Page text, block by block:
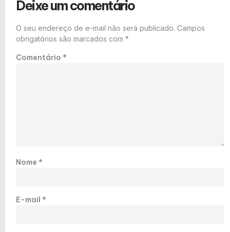
Deixe um comentário
O seu endereço de e-mail não será publicado. Campos
obrigatórios são marcados com *
Comentário *
Nome *
E-mail *